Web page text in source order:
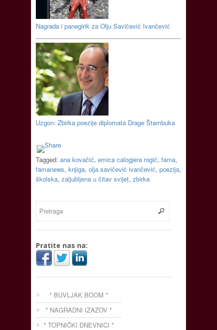
Nagrada i panegirik za Olju Savičević Ivančević
Uzgon: Zbirka poezije diplomata Drage Štambuka
Tagged: ana kovačić, emica calogjera rogić, fama,
famanews, knjiga, olja savičević ivančević, poezija,
školska, zaljubljena u čitav svijet, zbirka
Pratite nas na:
* BUVLJAK BOOM *
* NAGRADNI IZAZOV *
* TOPNIČKI DNEVNICI *